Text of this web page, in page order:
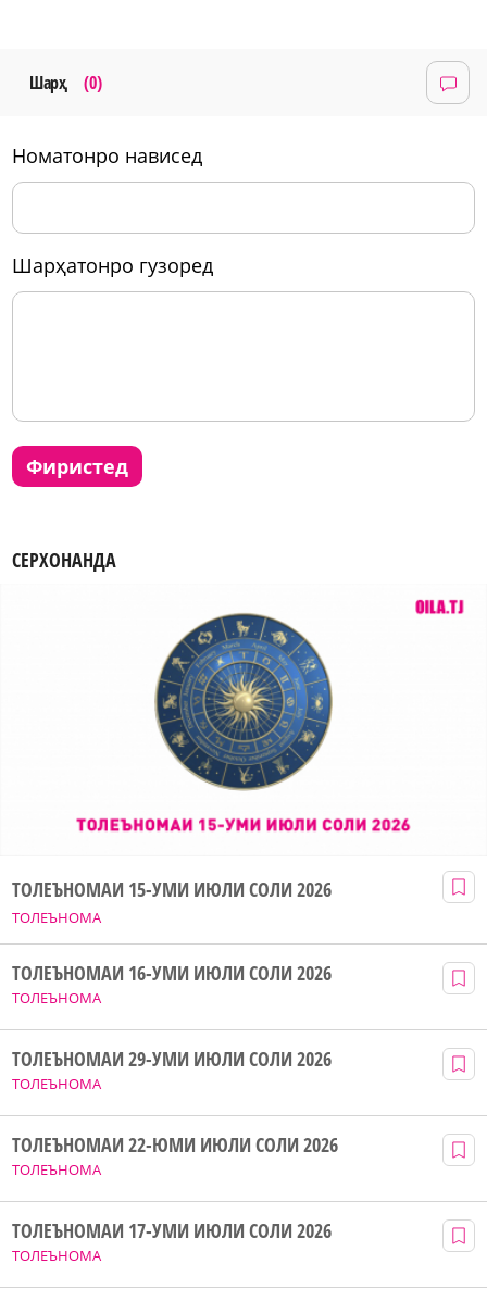
Шарҳ (0)
номатонро нависед
шарҳатонро гузоред
фиристед
СЕРХОНАНДА
ТОЛЕЪНОМА
ТОЛЕЪНОМАИ 15-УМИ ИЮЛИ СОЛИ 2026
ТОЛЕЪНОМА
ТОЛЕЪНОМАИ 16-УМИ ИЮЛИ СОЛИ 2026
ТОЛЕЪНОМА
ТОЛЕЪНОМАИ 29-УМИ ИЮЛИ СОЛИ 2026
ТОЛЕЪНОМА
ТОЛЕЪНОМАИ 22-ЮМИ ИЮЛИ СОЛИ 2026
ТОЛЕЪНОМА
ТОЛЕЪНОМАИ 17-УМИ ИЮЛИ СОЛИ 2026